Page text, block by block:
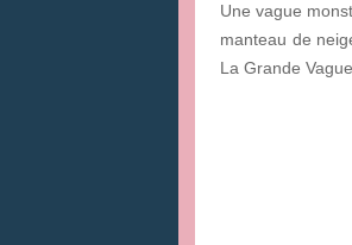
Une vague
manteau de
La Grande